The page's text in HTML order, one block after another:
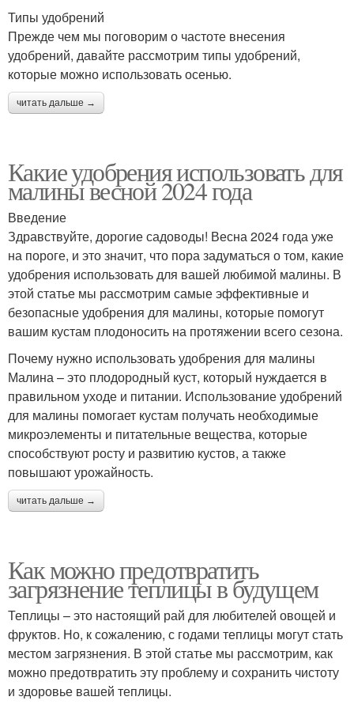
Типы удобрений
Прежде чем мы поговорим о частоте внесения
удобрений, давайте рассмотрим типы удобрений,
которые можно использовать осенью.
читать дальше →
Какие удобрения использовать для
малины весной 2024 года
Введение
Здравствуйте, дорогие садоводы! Весна 2024 года уже
на пороге, и это значит, что пора задуматься о том, какие
удобрения использовать для вашей любимой малины. В
этой статье мы рассмотрим самые эффективные и
безопасные удобрения для малины, которые помогут
вашим кустам плодоносить на протяжении всего сезона.
Почему нужно использовать удобрения для малины
Малина – это плодородный куст, который нуждается в
правильном уходе и питании. Использование удобрений
для малины помогает кустам получать необходимые
микроэлементы и питательные вещества, которые
способствуют росту и развитию кустов, а также
повышают урожайность.
читать дальше →
Как можно предотвратить
загрязнение теплицы в будущем
Теплицы – это настоящий рай для любителей овощей и
фруктов. Но, к сожалению, с годами теплицы могут стать
местом загрязнения. В этой статье мы рассмотрим, как
можно предотвратить эту проблему и сохранить чистоту
и здоровье вашей теплицы.